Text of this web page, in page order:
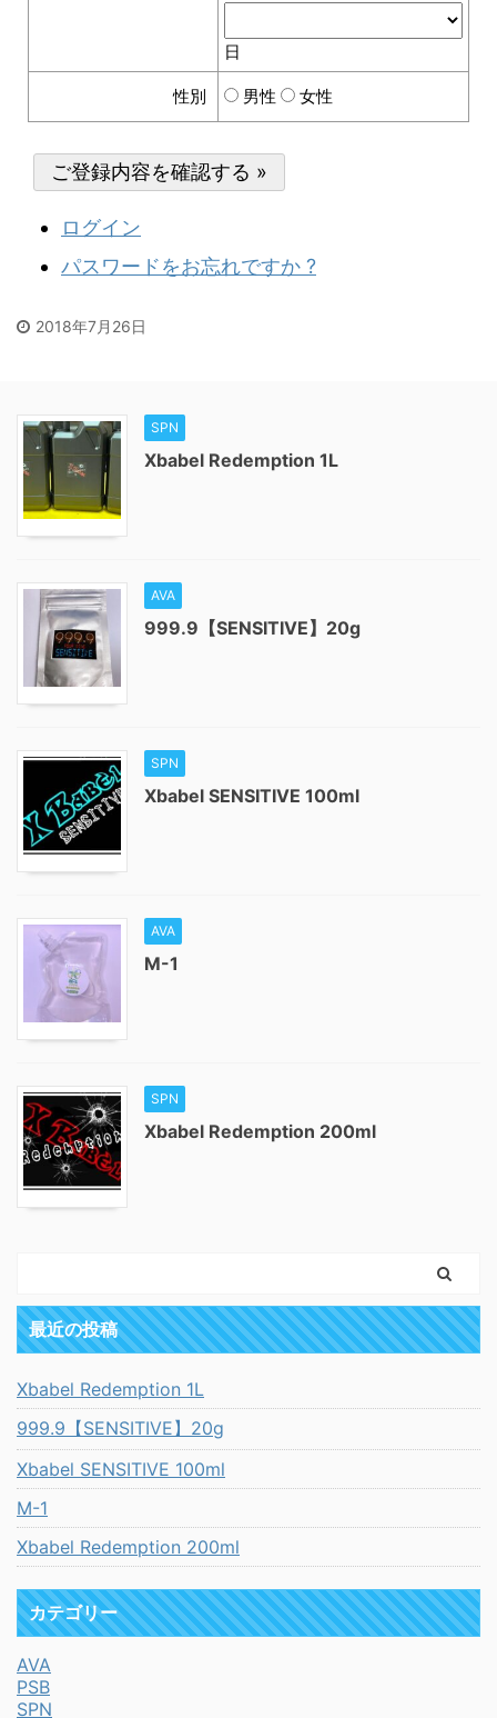
日
性別 男性 女性
ログイン
パスワードをお忘れですか ?
2018年7月26日
SPN
Xbabel Redemption 1L
AVA
999.9【SENSITIVE】20g
SPN
Xbabel SENSITIVE 100ml
AVA
M-1
SPN
Xbabel Redemption 200ml
最近の投稿
Xbabel Redemption 1L
999.9【SENSITIVE】20g
Xbabel SENSITIVE 100ml
M-1
Xbabel Redemption 200ml
カテゴリー
AVA
PSB
SPN